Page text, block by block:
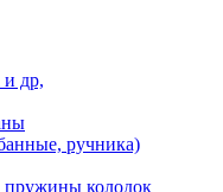
и др,
ручника)
пружины колодок